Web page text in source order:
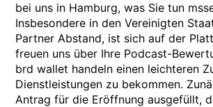
bei uns in Hamburg, was Sie tun
Insbesondere in den Vereinigten
Partner Abstand, ist sich auf der
freuen uns über Ihre Podcast-
brd wallet handeln einen leichteren
Dienstleistungen zu bekommen.
Antrag für die Eröffnung ausgefüllt,